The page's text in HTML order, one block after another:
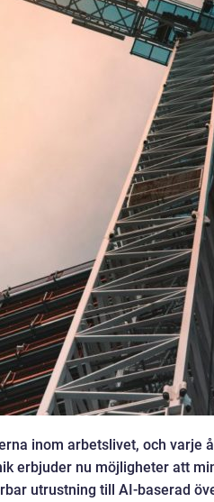
inom arbetslivet, och varje
erbjuder nu möjligheter att
utrustning till AI-baserad